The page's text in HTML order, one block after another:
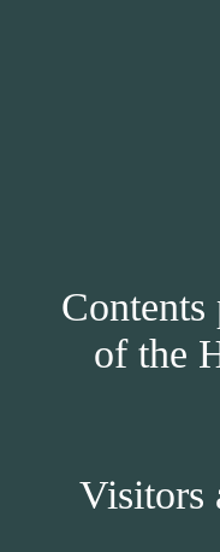
of the
Visitors